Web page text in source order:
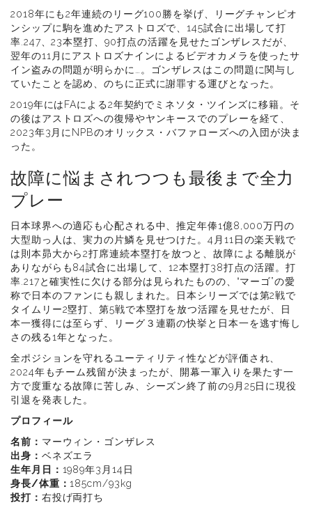
2018年にも2年連続のリーグ100勝を挙げ、リーグチャンピオ
ンシップに駒を進めたアストロズで、145試合に出場して打
率.247、23本塁打、90打点の活躍を見せたゴンザレスだが、
翌年の11月にアストロズナインによるビデオカメラを使ったサ
イン盗みの問題が明らかに…。ゴンザレスはこの問題に関与し
ていたことを認め、のちに正式に謝罪する運びとなった。
2019年にはFAによる2年契約でミネソタ・ツインズに移籍。そ
の後はアストロズへの復帰やヤンキースでのプレーを経て、
2023年3月にNPBのオリックス・バファローズへの入団が決ま
った。
故障に悩まされつつも最後まで全力
プレー
日本球界への適応も心配される中、推定年俸1億8,000万円の
大型助っ人は、実力の片鱗を見せつけた。4月11日の楽天戦で
は則本昴大から2打席連続本塁打を放つと、故障による離脱が
ありながらも84試合に出場して、12本塁打38打点の活躍。打
率.217と確実性に欠ける部分は見られたものの、“マーゴ”の愛
称で日本のファンにも親しまれた。日本シリーズでは第2戦で
タイムリー2塁打、第5戦で本塁打を放つ活躍を見せたが、日
本一獲得には至らず、リーグ３連覇の快挙と日本一を逃す悔し
さの残る1年となった。
全ポジションを守れるユーティリティ性などが評価され、
2024年もチーム残留が決まったが、開幕一軍入りを果たす一
方で度重なる故障に苦しみ、シーズン終了前の9月25日に現役
引退を発表した。
プロフィール
名前： マーウィン・ゴンザレス
出身： ベネズエラ
生年月日： 1989年3月14日
身長/体重：185cm/93kg
投打： 右投げ両打ち